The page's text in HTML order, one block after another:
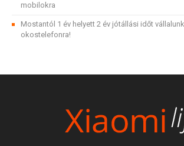
mobilokra
Mostantól 1 év helyett 2 év jótállási időt
okostelefonra!